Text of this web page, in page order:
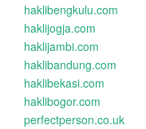
haklibengkulu.com
haklijogja.com
haklijambi.com
haklibandung.com
haklibekasi.com
haklibogor.com
perfectperson.co.uk